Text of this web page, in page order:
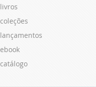
livros
coleções
lançamentos
ebook
catálogo